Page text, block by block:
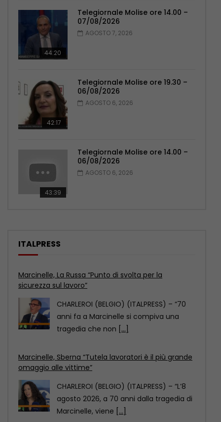
44:20
Telegiornale Molise ore 14.00 –
07/08/2026
AGOSTO 7, 2026
42:17
Telegiornale Molise ore 19.30 –
06/08/2026
AGOSTO 6, 2026
43:39
Telegiornale Molise ore 14.00 –
06/08/2026
AGOSTO 6, 2026
ITALPRESS
Marcinelle, Sberna “Tutela lavoratori è il più grande
omaggio alle vittime”
CHARLEROI (BELGIO) (ITALPRESS) – “L’8
agosto 2026, a 70 anni dalla tragedia di
Marcinelle, viene [...]
Marcinelle, Calderone “Il lavoro deve essere più
sicuro”
CHARLEROI (BELGIO) (ITALPRESS) – “La
ricorrenza del settantesimo
anniversario della tragedia di Marcinelle